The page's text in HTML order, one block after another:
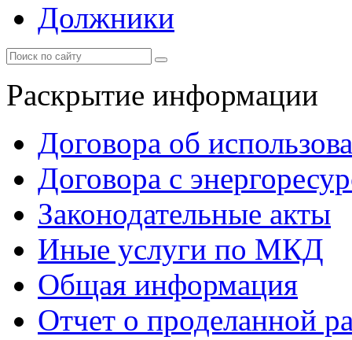
Должники
Раскрытие информации
Договора об
Договора с
Законодательные акты
Иные услуги по МКД
Общая информация
Отчет о проделанной